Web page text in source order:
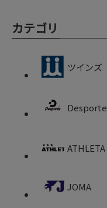
カテゴリ
ツインズ
Desporte
ATHLETA
JOMA